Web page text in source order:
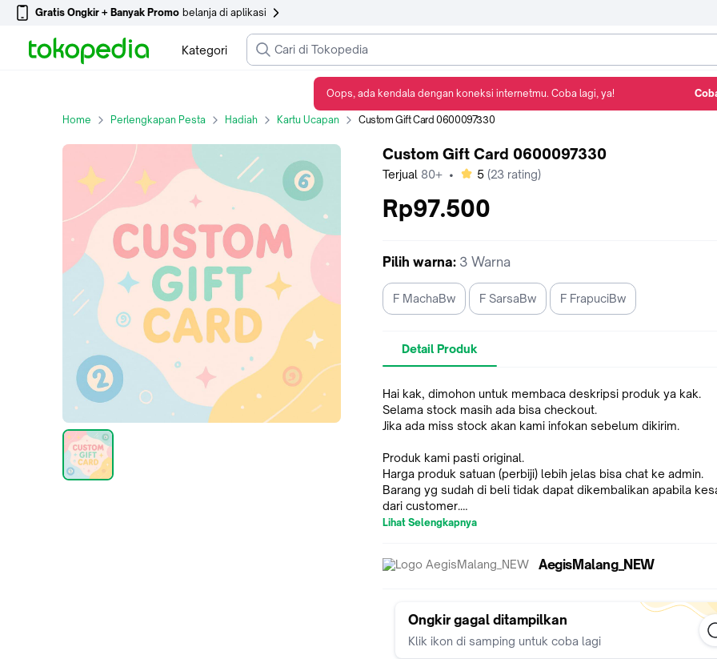
Gratis Ongkir + Banyak Promo belanja di aplikasi
Kategori
Home Perlengkapan Pesta Hadiah Kartu Ucapan Custom Gift Card 0600097330
Custom Gift Card 0600097330
Terjual 80+ • bintang
5 (23 rating)
Rp97.500
Pilih warna: 3 Warna
F MachaBw F SarsaBw F FrapuciBw
Detail Produk
Hai kak, dimohon untuk membaca deskripsi produk ya kak.
Selama stock masih ada bisa checkout.
Jika ada miss stock akan kami infokan sebelum dikirim.
Produk kami pasti original.
Harga produk satuan (perbiji) lebih jelas bisa chat ke admin.
Barang yg sudah di beli tidak dapat dikembalikan apabila
dari customer.
- Free sticker fragile dan wajib video unboxing.
*Demi kenyamanan bersama harap melakukan video
awal sampai akhir.
*Resiko di ekspedisi bukan tanggung jawab kami, silahkan
Lihat Selengkapnya
AegisMalang_NEW
Ongkir gagal ditampilkan
Klik ikon di samping untuk coba lagi
Oops, ada kendala dengan koneksi internetmu. Coba lagi, ya!